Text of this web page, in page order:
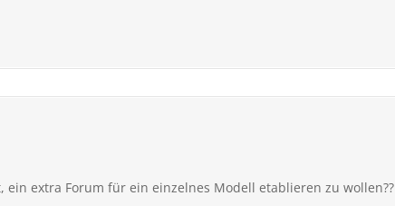
extra Forum für ein einzelnes Modell etablieren zu wollen??